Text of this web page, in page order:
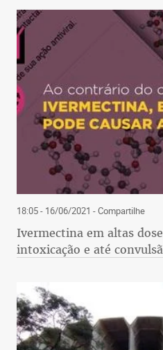
18:05 - 16/06/2021 - Compartilhe
Ivermectina em altas
intoxicação e até